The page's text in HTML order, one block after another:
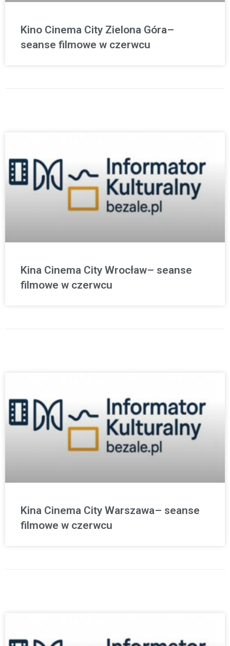
Kino Cinema City Zielona Góra–
seanse filmowe w czerwcu
Kina Cinema City Wrocław– seanse
filmowe w czerwcu
Kina Cinema City Warszawa– seanse
filmowe w czerwcu